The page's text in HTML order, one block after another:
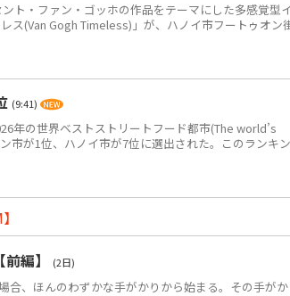
ト・ファン・ゴッホの作品をテーマにした多感覚型
ス(Van Gogh Timeless)」が、ハノイ市フートゥオン
(9:41)
年の世界ベストストリートフード都市(The world’s
が1位、ハノイ市が7位に選出された。このランキン
編】
(2日)
、ほんのわずかな手がかりから始まる。その手が